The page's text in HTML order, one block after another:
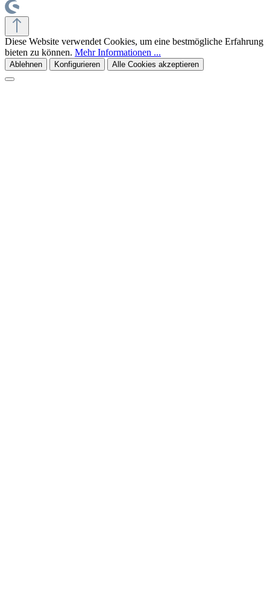
Diese Website verwendet Cookies, um eine bestmögliche Erfahrung
bieten zu können. Mehr Informationen ...
Ablehnen Konfigurieren Alle Cookies akzeptieren